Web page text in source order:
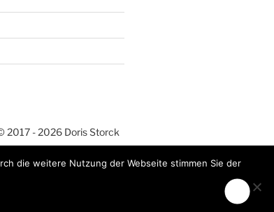
Storck
die weitere Nutzung der Webseite stimmen Sie der